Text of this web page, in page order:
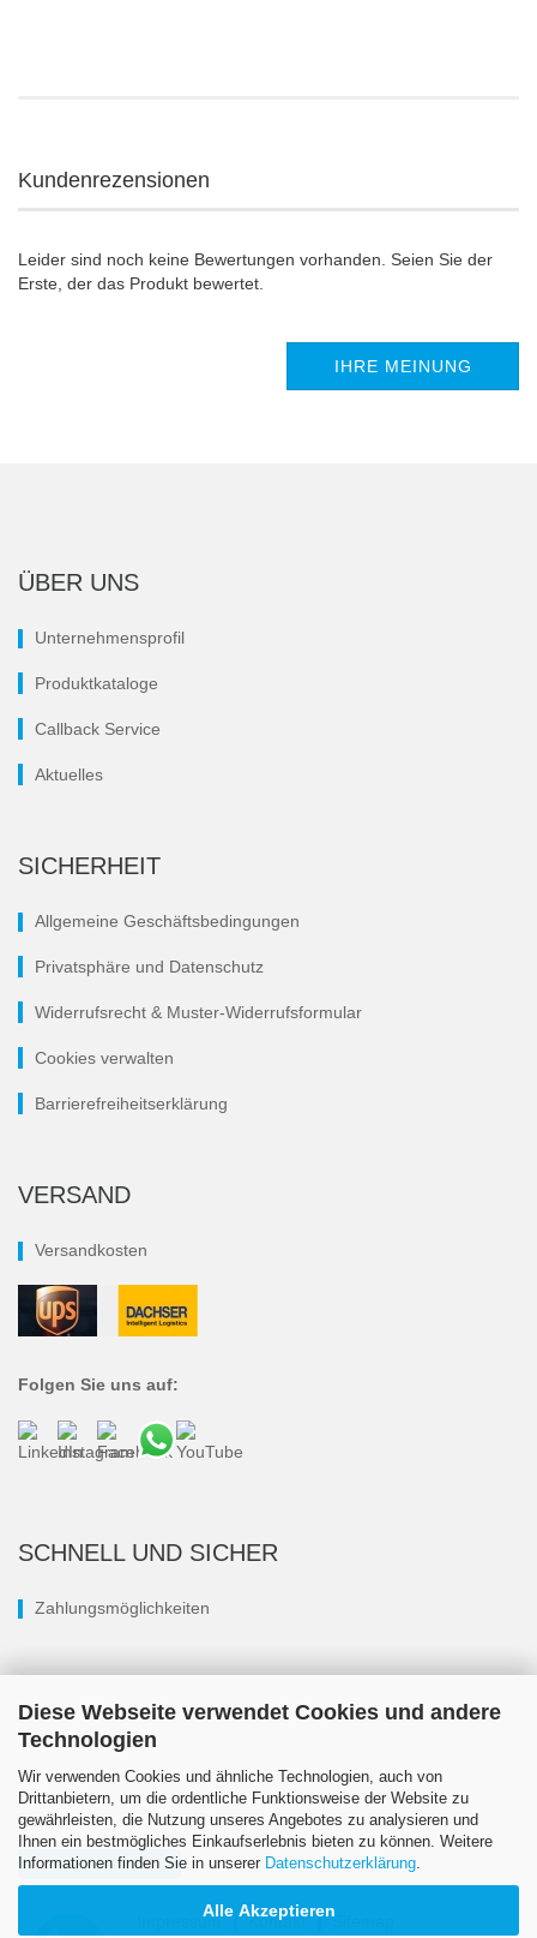
Diese Webseite verwendet Cookies und andere
Technologien
Wir verwenden Cookies und ähnliche Technologien, auch von
Drittanbietern, um die ordentliche Funktionsweise der Website zu
gewährleisten, die Nutzung unseres Angebotes zu analysieren und
Ihnen ein bestmögliches Einkaufserlebnis bieten zu können. Weitere
Informationen finden Sie in unserer Datenschutzerklärung.
Alle Akzeptieren
Kundenrezensionen
Leider sind noch keine Bewertungen vorhanden. Seien Sie der
Erste, der das Produkt bewertet.
IHRE MEINUNG
ÜBER UNS
Unternehmensprofil
Produktkataloge
Callback Service
Aktuelles
SICHERHEIT
Allgemeine Geschäftsbedingungen
Privatsphäre und Datenschutz
Widerrufsrecht & Muster-Widerrufsformular
Cookies verwalten
Barrierefreiheitserklärung
VERSAND
Versandkosten
Folgen Sie uns auf:
SCHNELL UND SICHER
Zahlungsmöglichkeiten
Vertrag widerrufen
Impressum Kontakt Sitemap